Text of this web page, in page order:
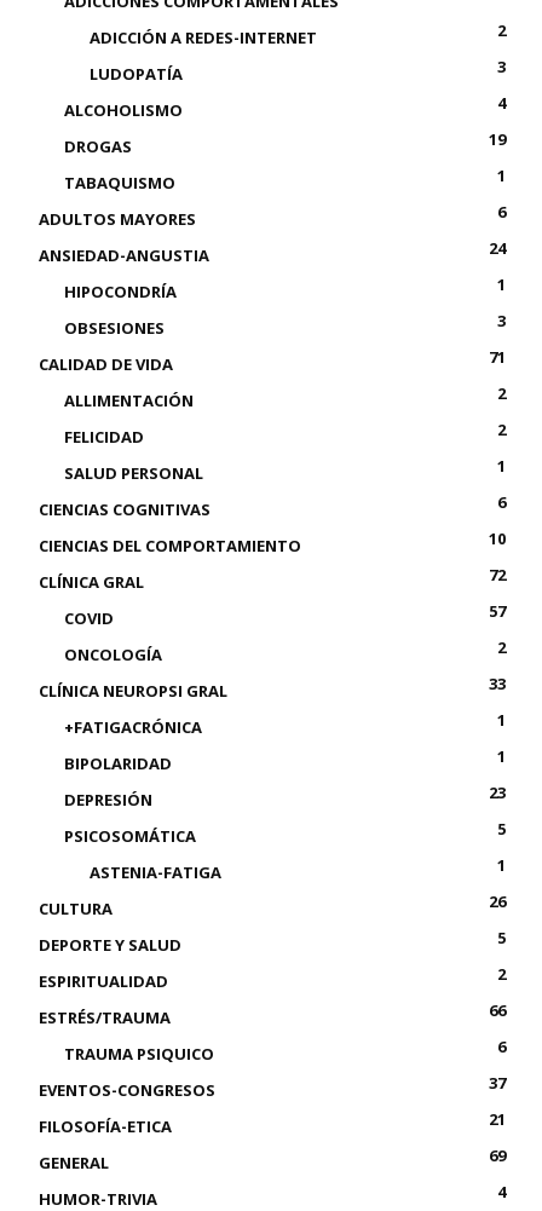
ADICCIÓN A REDES-INTERNET
2
LUDOPATÍA
3
ALCOHOLISMO
4
DROGAS
19
TABAQUISMO
1
ADULTOS MAYORES
6
ANSIEDAD-ANGUSTIA
24
HIPOCONDRÍA
1
OBSESIONES
3
CALIDAD DE VIDA
71
ALLIMENTACIÓN
2
FELICIDAD
2
SALUD PERSONAL
1
CIENCIAS COGNITIVAS
6
CIENCIAS DEL COMPORTAMIENTO
10
CLÍNICA GRAL
72
COVID
57
ONCOLOGÍA
2
CLÍNICA NEUROPSI GRAL
33
+FATIGACRÓNICA
1
BIPOLARIDAD
1
DEPRESIÓN
23
PSICOSOMÁTICA
5
ASTENIA-FATIGA
1
CULTURA
26
DEPORTE Y SALUD
5
ESPIRITUALIDAD
2
ESTRÉS/TRAUMA
66
TRAUMA PSIQUICO
6
EVENTOS-CONGRESOS
37
FILOSOFÍA-ETICA
21
GENERAL
69
HUMOR-TRIVIA
4